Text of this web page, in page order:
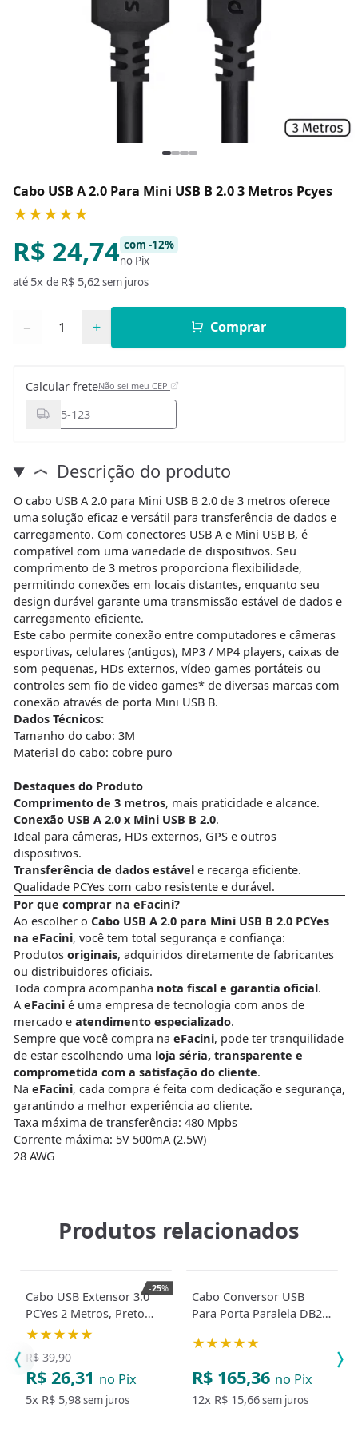
Cabo USB A 2.0 Para Mini USB B 2.0 3 Metros Pcyes
★★★★★
R$ 24,74 com -12%
no Pix
até 5x de R$ 5,62sem juros
− + Comprar
Calcular freteNão sei meu CEP
Descrição do produto
O cabo USB A 2.0 para Mini USB B 2.0 de 3 metros oferece
uma solução eficaz e versátil para transferência de dados e
carregamento. Com conectores USB A e Mini USB B, é
compatível com uma variedade de dispositivos. Seu
comprimento de 3 metros proporciona flexibilidade,
permitindo conexões em locais distantes, enquanto seu
design durável garante uma transmissão estável de dados e
carregamento eficiente.
Este cabo permite conexão entre computadores e câmeras
esportivas, celulares (antigos), MP3 / MP4 players, caixas de
som pequenas, HDs externos, vídeo games portáteis ou
controles sem fio de video games* de diversas marcas com
conexão através de porta Mini USB B.
Dados Técnicos:
Tamanho do cabo: 3M
Material do cabo: cobre puro
Destaques do Produto
Comprimento de 3 metros, mais praticidade e alcance.
Conexão USB A 2.0 x Mini USB B 2.0.
Ideal para câmeras, HDs externos, GPS e outros
dispositivos.
Transferência de dados estávele recarga eficiente.
Qualidade PCYes com cabo resistente e durável.
Por que comprar na eFacini?
Ao escolher o Cabo USB A 2.0 para Mini USB B 2.0 PCYes
na eFacini, você tem total segurança e confiança:
Produtos originais, adquiridos diretamente de fabricantes
ou distribuidores oficiais.
Toda compra acompanha nota fiscal e garantia oficial.
A eFacinié uma empresa de tecnologia com anos de
mercado e atendimento especializado.
Sempre que você compra na eFacini, pode ter tranquilidade
de estar escolhendo uma loja séria, transparente e
comprometida com a satisfação do cliente.
Na eFacini, cada compra é feita com dedicação e segurança,
garantindo a melhor experiência ao cliente.
Taxa máxima de transferência: 480 Mpbs
Corrente máxima: 5V 500mA (2.5W)
28 AWG
Produtos relacionados
-25%
Cabo USB Extensor 3.0
PCYes 2 Metros, Preto
28AWG
★★★★★
R$ 39,90
R$ 26,31 no Pix
5x R$ 5,98sem juros
Cabo Conversor USB
Para Porta Paralela DB25
★★★★★
R$ 165,36 no Pix
12x R$ 15,66sem juros